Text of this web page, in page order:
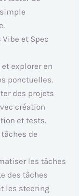
et Spec
explorer en
ponctuelles.
des projets
création
et tests.
de
les tâches
des tâches
les steering